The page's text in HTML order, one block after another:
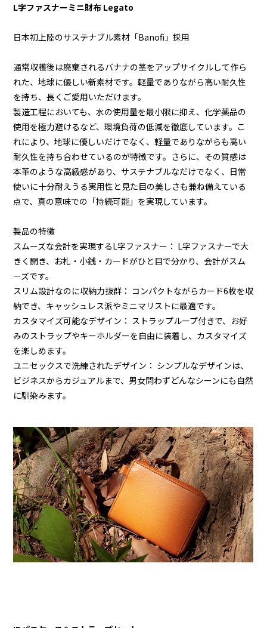
L字ファスナーミニ財布 Legato
日本初上陸のサステナブル素材「Banofi」採用
通常収穫後は廃棄されるバナナの茎をアップサイクルして作ら
れた、地球に優しい新素材です。軽量でありながら高い耐久性
を持ち、長くご愛用いただけます。
製造工程においても、水の使用量を最小限に抑え、化学薬品の
使用を極力避けるなど、環境負荷の低減を徹底しています。こ
れにより、地球に優しいだけでなく、軽量でありながらも高い
耐久性を持ち合わせているのが特徴です。さらに、その質感は
本革のような高級感があり、サステナブルなだけでなく、日常
使いに十分耐えうる実用性と見た目の美しさも兼ね備えている
点で、真の意味での「持続可能」を実現しています。
製品の特徴
スムーズな会計を実現するL字ファスナー： L字ファスナーで大
きく開き、お札・小銭・カードがひと目で分かり、会計がスム
ーズです。
スリム設計なのに収納力抜群： コンパクトながらカード6枚を収
納でき、キャッシュレス派やミニマリストに最適です。
カスタマイズ可能なデザイン： ストラップループ付きで、お好
みのストラップやキーホルダーを自由に装着し、カスタマイズ
を楽しめます。
ユニセックスで洗練されたデザイン： シンプルなデザインは、
ビジネスからカジュアルまで、男女問わずどんなシーンにも自然
に馴染みます。